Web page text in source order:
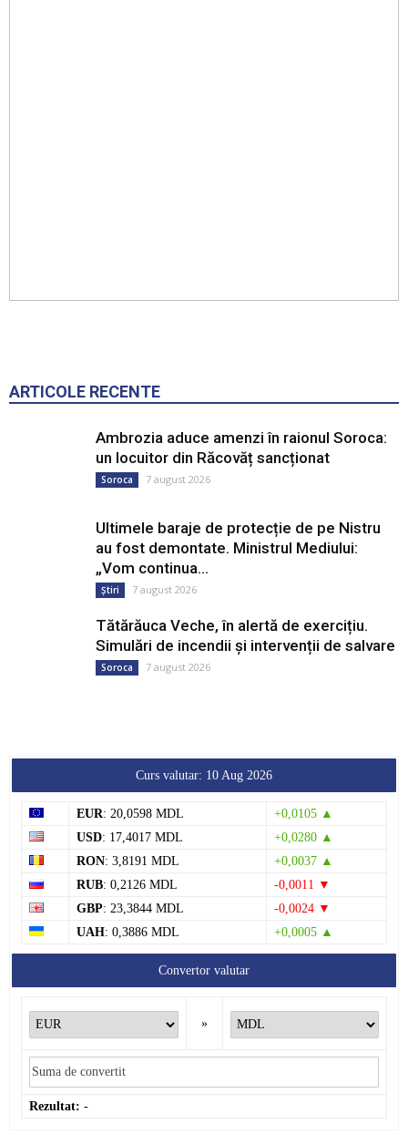
ARTICOLE RECENTE
Ambrozia aduce amenzi în raionul Soroca:
un locuitor din Răcovăț sancționat
Soroca 7 august 2026
Ultimele baraje de protecție de pe Nistru
au fost demontate. Ministrul Mediului:
„Vom continua...
Știri 7 august 2026
Tătărăuca Veche, în alertă de exercițiu.
Simulări de incendii și intervenții de salvare
Soroca 7 august 2026
Curs valutar: 10 Aug 2026
EUR: 20,0598 MDL
+0,0105 ▲
USD: 17,4017 MDL
+0,0280 ▲
RON: 3,8191 MDL
+0,0037 ▲
RUB: 0,2126 MDL
-0,0011 ▼
GBP: 23,3844 MDL
-0,0024 ▼
UAH: 0,3886 MDL +0,0005 ▲
Convertor valutar
»
Rezultat: -